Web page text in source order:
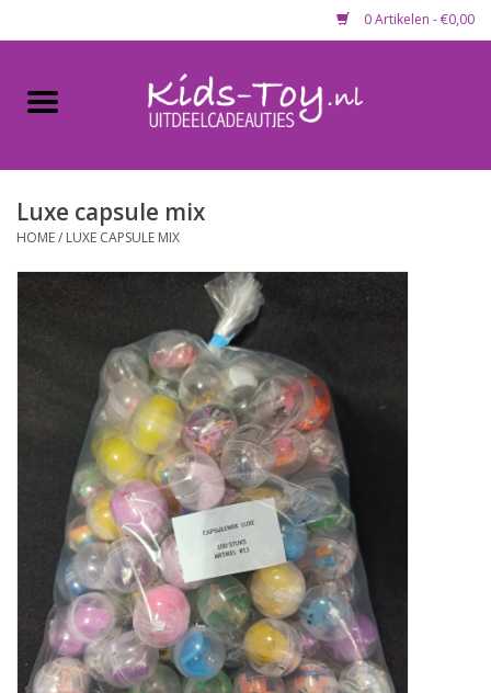
0 Artikelen - €0,00
Home
Gevulde capsules & mixen
Koopjeshoek
Lege capsules
Speelgoedautomaten
Speelgoedpakketten
Gevulde capsules & mixen
32/35 mm
Luxe capsule mix
HOME/ LUXE CAPSULE MIX